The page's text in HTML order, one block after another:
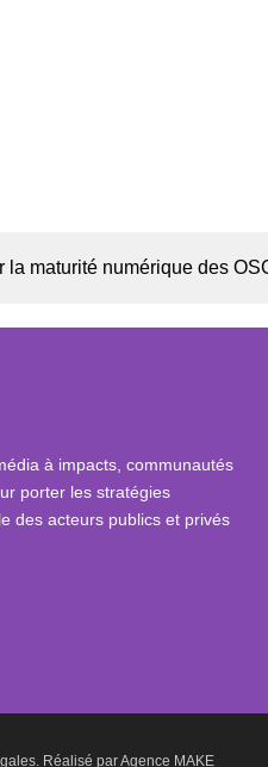
numérique des OSC
à impacts, communautés
porter les stratégies
des acteurs publics et privés
Réalisé parAgence MAKE